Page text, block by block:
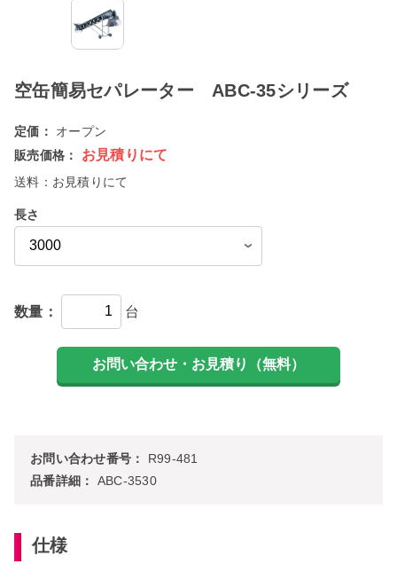
空缶簡易セパレーター ABC-35シリーズ
定価：
オープン
販売価格：
お見積りにて
送料： お見積りにて
長さ
数量： 台
お問い合わせ番号：
R99-481
品番詳細：
ABC-3530
仕様